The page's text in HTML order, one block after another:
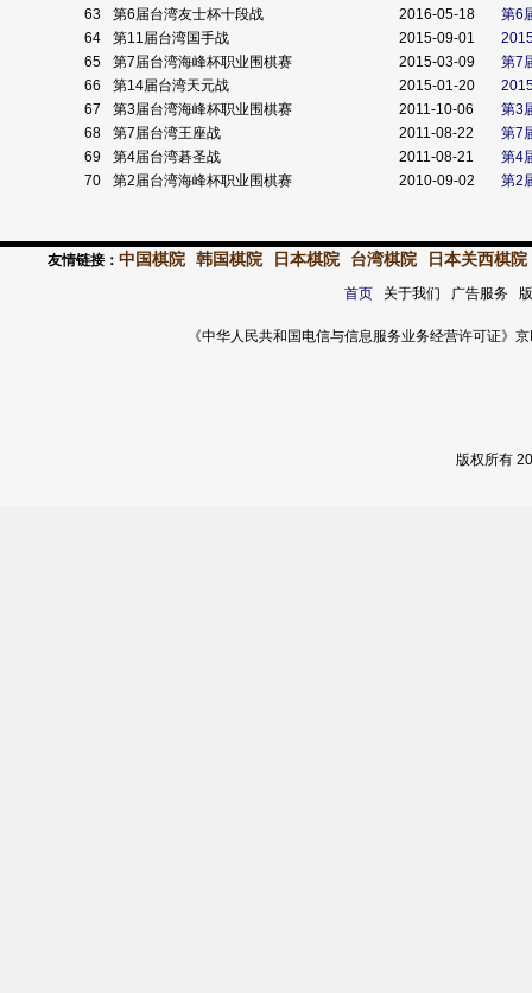
63
第6届台湾友士杯十段战 2016-05-18
第6
64
第11届台湾国手战 2015-09-01
65
第7届台湾海峰杯职业围棋赛 2015-03-09
第7
66
第14届台湾天元战 2015-01-20
67
第3届台湾海峰杯职业围棋赛 2011-10-06
第3
68
第7届台湾王座战 2011-08-22
第7
69
第4届台湾碁圣战 2011-08-21
第4
70
第2届台湾海峰杯职业围棋赛 2010-09-02 第2
友情链接： 中国棋院 韩国棋院 日本棋院 台湾棋院 日本关西棋院
首页关于我们 广告服务
《中华人民共和国电信与信息服务业务经营许可证
版权所有